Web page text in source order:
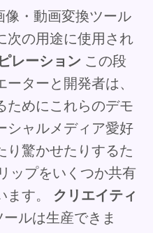
像・動画変換ツール
次の用途に使用され
レーション この段
ターと開発者は、
ためにこれらのデモ
シャルメディア愛好
り驚かせたりするた
ップをいくつか共有
ます。 クリエイティ
ルは生産できま